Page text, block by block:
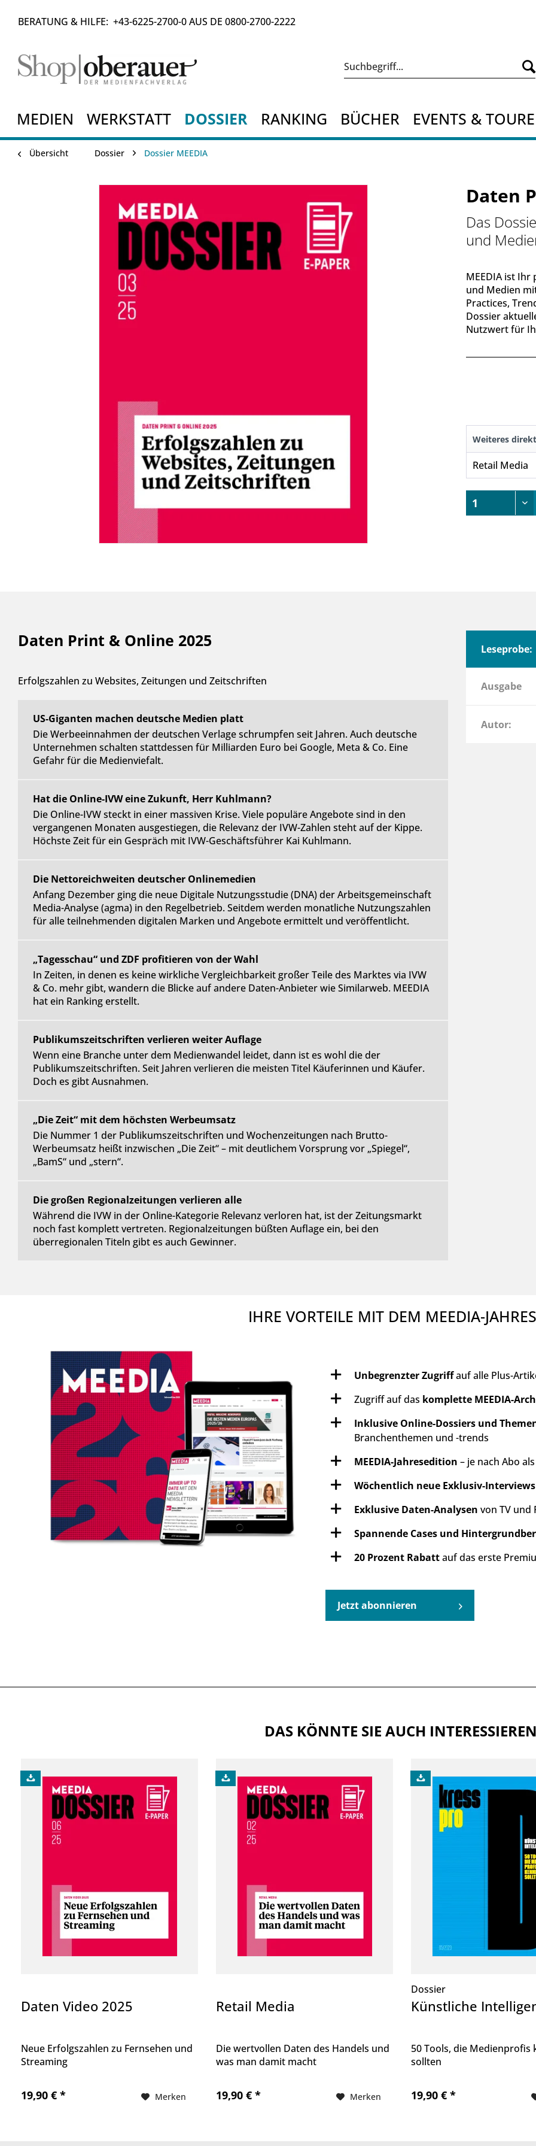
BERATUNG & HILFE: +43-6225-2700-0AUS DE 0800-2700-2222
MEDIEN WERKSTATT DOSSIER RANKING BÜCHER EVENTS &
Übersicht Dossier Dossier MEEDIA
Daten
Das
und
MEEDIA ist
und Medien
Practices,
Dossier
Nutzwert für
Weiteres
Retail Media
Daten Print & Online 2025
Erfolgszahlen zu Websites, Zeitungen und Zeitschriften
US-Giganten machen deutsche Medien platt
Die Werbeeinnahmen der deutschen Verlage schrumpfen seit Jahren. Auch deutsche
Unternehmen schalten stattdessen für Milliarden Euro bei Google, Meta & Co. Eine
Gefahr für die Medienviefalt.
Hat die Online-IVW eine Zukunft, Herr Kuhlmann?
Die Online-IVW steckt in einer massiven Krise. Viele populäre Angebote sind in den
vergangenen Monaten ausgestiegen, die Relevanz der IVW-Zahlen steht auf der Kippe.
Höchste Zeit für ein Gespräch mit IVW-Geschäftsführer Kai Kuhlmann.
Die Nettoreichweiten deutscher Onlinemedien
Anfang Dezember ging die neue Digitale Nutzungsstudie (DNA) der Arbeitsgemeinschaft
Media-Analyse (agma) in den Regelbetrieb. Seitdem werden monatliche Nutzungszahlen
für alle teilnehmenden digitalen Marken und Angebote ermittelt und veröffentlicht.
„Tagesschau“ und ZDF profitieren von der Wahl
In Zeiten, in denen es keine wirkliche Vergleichbarkeit großer Teile des Marktes via IVW
& Co. mehr gibt, wandern die Blicke auf andere Daten-Anbieter wie Similarweb. MEEDIA
hat ein Ranking erstellt.
Publikumszeitschriften verlieren weiter Auflage
Wenn eine Branche unter dem Medienwandel leidet, dann ist es wohl die der
Publikumszeitschriften. Seit Jahren verlieren die meisten Titel Käuferinnen und Käufer.
Doch es gibt Ausnahmen.
„Die Zeit“ mit dem höchsten Werbeumsatz
Die Nummer 1 der Publikumszeitschriften und Wochenzeitungen nach Brutto-
Werbeumsatz heißt inzwischen „Die Zeit“ – mit deutlichem Vorsprung vor „Spiegel“,
„BamS“ und „stern“.
Die großen Regionalzeitungen verlieren alle
Während die IVW in der Online-Kategorie Relevanz verloren hat, ist der Zeitungsmarkt
noch fast komplett vertreten. Regionalzeitungen büßten Auflage ein, bei den
überregionalen Titeln gibt es auch Gewinner.
Leseprobe:
Ausgabe
Autor:
IHRE VORTEILE MIT DEM MEEDIA-
Unbegrenzter Zugriffauf alle Plus-
Zugriff auf das komplette MEEDIA-
Inklusive Online-Dossiers und
Branchenthemen und -trends
MEEDIA-Jahresedition – je nach Abo
Wöchentlich neue Exklusiv-Interviews
Exklusive Daten-Analysen von TV und
Spannende Cases und
20 Prozent Rabattauf das erste
Jetzt abonnieren
DAS KÖNNTE SIE AUCH
Daten Video 2025
Neue Erfolgszahlen zu Fernsehen und
Streaming
19,90 € * Merken
Retail Media
Die wertvollen Daten des Handels und
was man damit macht
19,90 € * Merken
Dossier
Künstliche
50 Tools, die Medienprofis
sollten
19,90 € *